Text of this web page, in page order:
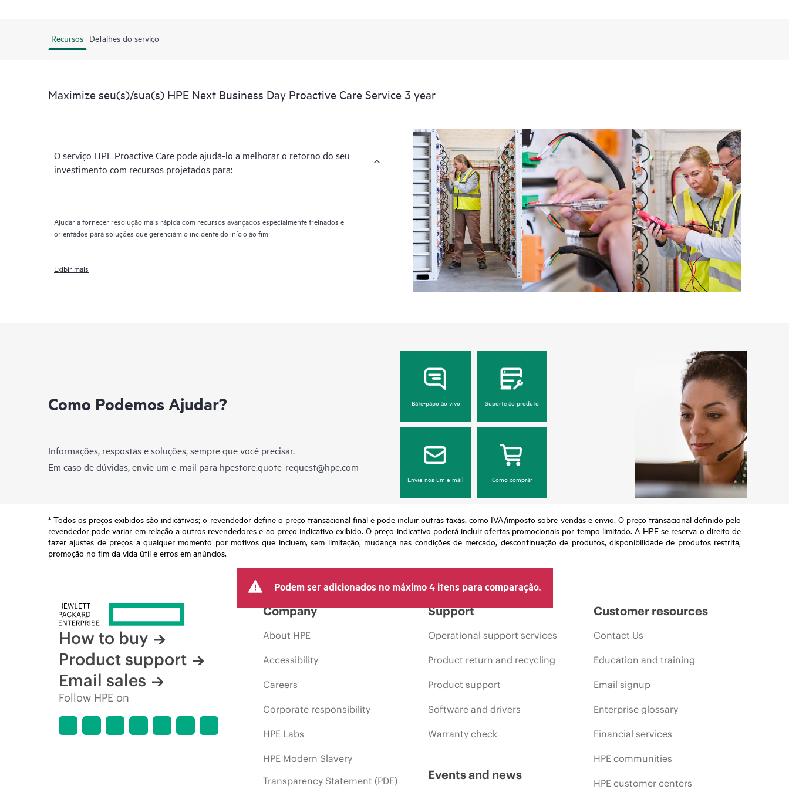
Recursos Detalhes do serviço
Maximize seu(s)/sua(s) HPE Next Business Day Proactive Care Service 3 year
O serviço HPE Proactive Care pode ajudá-lo a melhorar o retorno do seu
investimento com recursos projetados para:
Ajudar a fornecer resolução mais rápida com recursos avançados especialmente treinados e
orientados para soluções que gerenciam o incidente do início ao fim
Exibir mais
Como Podemos Ajudar?
Informações, respostas e soluções, sempre que você precisar.
Em caso de dúvidas, envie um e-mail para hpestore.quote-request@hpe.com
Bate-papo ao vivo Suporte ao produto
Envie-nos um e-mail Como comprar
* Todos os preços exibidos são indicativos; o revendedor define o preço transacional final e pode incluir outras taxas, como IVA/imposto sobre vendas e envio. O preço transacional definido pelo
revendedor pode variar em relação a outros revendedores e ao preço indicativo exibido. O preço indicativo poderá incluir ofertas promocionais por tempo limitado. A HPE se reserva o direito de
fazer ajustes de preços a qualquer momento por motivos que incluem, sem limitação, mudança nas condições de mercado, descontinuação de produtos, disponibilidade de produtos restrita,
promoção no fim da vida útil e erros em anúncios.
Podem ser adicionados no máximo 4 itens para comparação.
How to buy
Product support
Email sales
Follow HPE on
Company
About HPE
Accessibility
Careers
Corporate responsibility
HPE Labs
HPE Modern Slavery
Transparency Statement (PDF)
Support
Operational support services
Product return and recycling
Product support
Software and drivers
Warranty check
Events and news
Customer resources
Contact Us
Education and training
Email signup
Enterprise glossary
Financial services
HPE communities
HPE customer centers